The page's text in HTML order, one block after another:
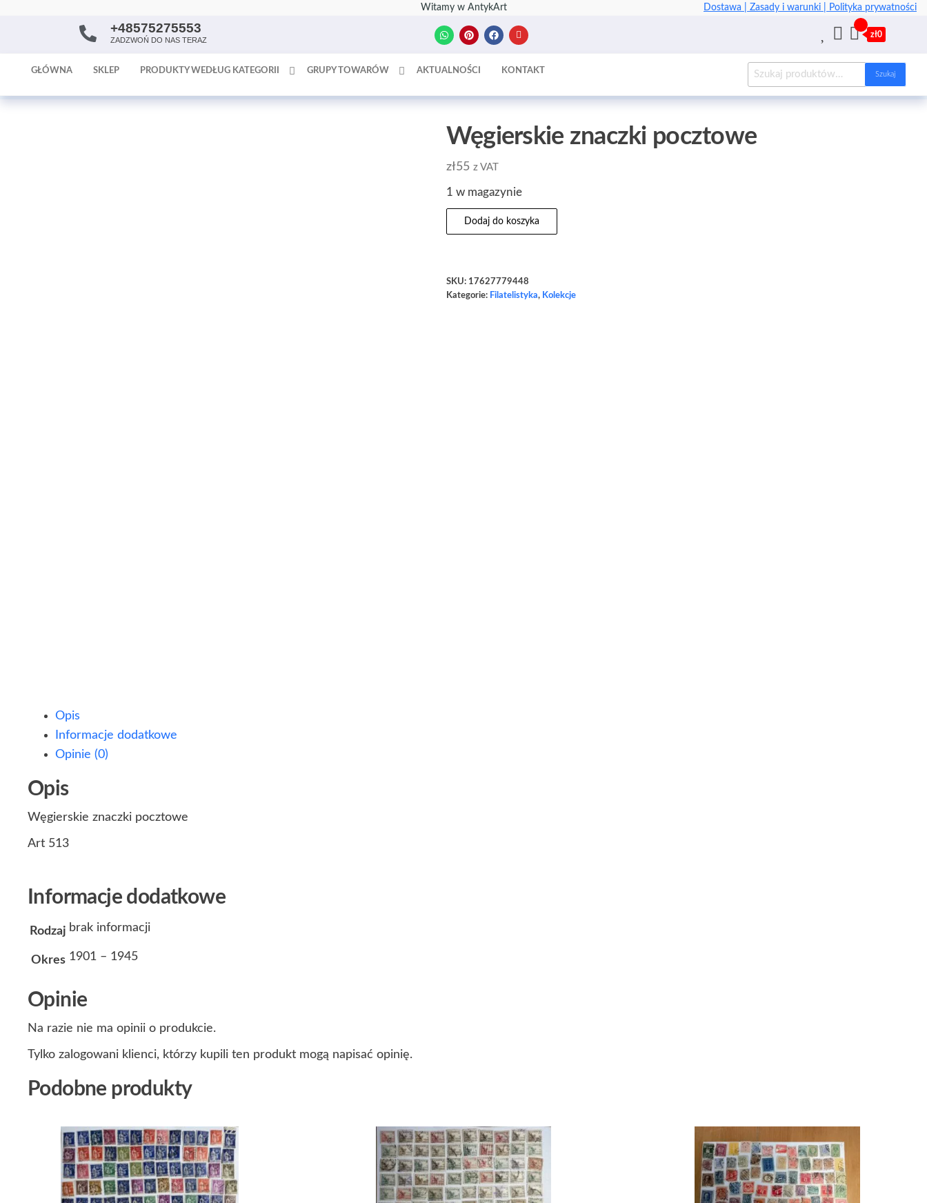
Witamy w AntykArt Dostawa | Zasady i warunki | Polityka prywatności
AntykArt
poświęcona
sprzedaży
tapet
+48575275553
ZADZWOŃ DO NAS TERAZ
zł0
GŁÓWNA SKLEP PRODUKTY WEDŁUG KATEGORII GRUPY TOWARÓW AKTUALNOŚCI KONTAKT Szukaj
Węgierskie znaczki pocztowe
zł55 z VAT
1 w magazynie
Dodaj do koszyka
SKU: 17627779448
Kategorie: Filatelistyka, Kolekcje
Opis
Informacje dodatkowe
Opinie (0)
Opis
Węgierskie znaczki pocztowe
Art 513
Informacje dodatkowe
Rodzaj brak informacji
Okres 1901 – 1945
Opinie
Na razie nie ma opinii o produkcie.
Tylko zalogowani klienci, którzy kupili ten produkt mogą napisać opinię.
Podobne produkty